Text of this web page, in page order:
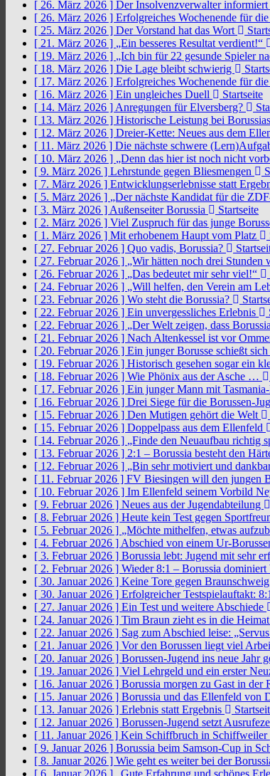
[ 26. März 2026 ] Der Insolvenzverwalter informiert
[ 26. März 2026 ] Erfolgreiches Wochenende für
[ 25. März 2026 ] Der Vorstand hat das Wort
[ 21. März 2026 ] „Ein besseres Resultat verdient!“
[ 19. März 2026 ] „Ich bin für 22 gesunde Spieler
[ 18. März 2026 ] Die Lage bleibt schwierig
[ 17. März 2026 ] Erfolgreiches Wochenende für
[ 16. März 2026 ] Ein ungleiches Duell
Startseite
[ 14. März 2026 ] Anregungen für Elversberg?
[ 13. März 2026 ] Historische Leistung bei
[ 12. März 2026 ] Dreier-Kette: Neues aus dem
[ 11. März 2026 ] Die nächste schwere
[ 10. März 2026 ] „Denn das hier ist noch nicht
[ 9. März 2026 ] Lehrstunde gegen Bliesmengen
[ 7. März 2026 ] Entwicklungserlebnisse statt
[ 5. März 2026 ] „Der nächste Kandidat für die
[ 3. März 2026 ] Außenseiter Borussia
Startseite
[ 2. März 2026 ] Viel Zuspruch für das junge
[ 1. März 2026 ] Mit erhobenem Haupt vom Platz
[ 27. Februar 2026 ] Quo vadis, Borussia?
[ 27. Februar 2026 ] „Wir hätten noch drei
[ 26. Februar 2026 ] „Das bedeutet mir sehr viel!“
[ 24. Februar 2026 ] „Will helfen, den Verein am
[ 23. Februar 2026 ] Wo steht die Borussia?
[ 22. Februar 2026 ] Ein unvergessliches Erlebnis
[ 22. Februar 2026 ] „Der Welt zeigen, dass
[ 21. Februar 2026 ] Nach Altenkessel ist vor
[ 20. Februar 2026 ] Ein junger Borusse schießt
[ 19. Februar 2026 ] Historisch gesehen sogar ein
[ 18. Februar 2026 ] Wie Phönix aus der Asche …
[ 17. Februar 2026 ] Ein junger Mann mit
[ 16. Februar 2026 ] Drei Siege für die Borussen-
[ 15. Februar 2026 ] Den Mutigen gehört die Welt
[ 15. Februar 2026 ] Doppelpass aus dem Ellenfeld
[ 14. Februar 2026 ] „Finde den Neuaufbau richtig
[ 13. Februar 2026 ] 2:1 – Borussia besteht den
[ 12. Februar 2026 ] „Bin sehr motiviert und
[ 11. Februar 2026 ] FV Biesingen will den jungen
[ 10. Februar 2026 ] Im Ellenfeld seinem Vorbild
[ 9. Februar 2026 ] Neues aus der Jugendabteilung
[ 8. Februar 2026 ] Heute kein Test gegen
[ 5. Februar 2026 ] „Möchte mithelfen, etwas
[ 4. Februar 2026 ] Abschied von einem Ur-
[ 3. Februar 2026 ] Borussia lebt: Jugend mit sehr
[ 2. Februar 2026 ] Wieder 8:1 – Borussia
[ 30. Januar 2026 ] Keine Tore gegen Braunschweig
[ 30. Januar 2026 ] Erfolgreicher Testspielauftakt:
[ 27. Januar 2026 ] Ein Test und weitere Abschiede
[ 24. Januar 2026 ] Tim Braun zieht es in die Heimat
[ 22. Januar 2026 ] Sag zum Abschied leise:
[ 21. Januar 2026 ] Vor den Borussen liegt viel
[ 20. Januar 2026 ] Borussen-Jugend ins neue Jahr
[ 19. Januar 2026 ] Viel Lehrgeld und ein erster
[ 16. Januar 2026 ] Borussia morgen zu Gast in der
[ 15. Januar 2026 ] Borussia und das Ellenfeld von
[ 13. Januar 2026 ] Erlebnis statt Ergebnis
[ 12. Januar 2026 ] Borussen-Jugend setzt
[ 11. Januar 2026 ] Kein Schiffbruch in Schiffweiler
[ 9. Januar 2026 ] Borussia beim Samson-Cup in
[ 8. Januar 2026 ] Wie geht es weiter bei der
[ 6. Januar 2026 ]
„Gute Erfahrung und schönes